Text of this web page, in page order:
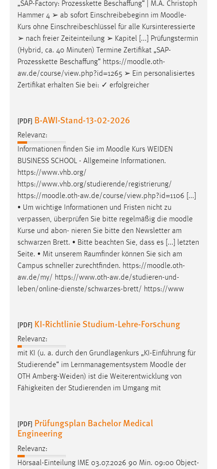
„SAP-Factory: Prozesskette Beschaffung“ | M.A. Christoph
Hammer 4 ➢ ab sofort Einschreibebeginn im Moodle-
Kurs ohne Einschreibeschlüssel für alle Kursinteressierte
➢ nach freier Zeiteinteilung ➢ Kapitel [...] Prüfungstermin
(Hybrid, ca. 40 Minuten) Termine Zertifikat „SAP-
Prozesskette Beschaffung“ https://moodle.oth-
aw.de/course/view.php?id=1265 ➢ Ein personalisiertes
Zertifikat erhalten Sie bei: ✓ erfolgreicher
[PDF] B-AWI-Stand-13-02-2026
Relevanz:
Informationen finden Sie im Moodle Kurs WEIDEN
BUSINESS SCHOOL - Allgemeine Informationen.
https://www.vhb.org/
https://www.vhb.org/studierende/registrierung/
https://moodle.oth-aw.de/course/view.php?id=1106 [...]
• Um wichtige Informationen und Fristen nicht zu
verpassen, überprüfen Sie bitte regelmäßig die moodle
Kurse und abon- nieren Sie bitte den Newsletter am
schwarzen Brett. • Bitte beachten Sie, dass es [...] letzten
Seite. • Mit unserem Raumfinder können Sie sich am
Campus schneller zurechtfinden. https://moodle.oth-
aw.de/my/ https://www.oth-aw.de/studieren-und-
leben/online-dienste/schwarzes-brett/ https://www
[PDF] KI-Richtlinie Studium-Lehre-Forschung
Relevanz:
mit KI (u. a. durch den Grundlagenkurs „KI-Einführung für
Studierende“ im Lernmanagementsystem Moodle der
OTH Amberg-Weiden) ist die Weiterentwicklung von
Fähigkeiten der Studierenden im Umgang mit
[PDF] Prüfungsplan Bachelor Medical
Engineering
Relevanz:
Hörsaal-Einteilung IME 03.07.2026 90 Min. 09:00 Object-
EXTERNE MEDIEN
Um Inhalte von Videoplattformen und Social Media
Plattformen anzeigen zu können, werden von diesen
externen Medien Cookies gesetzt.
YouTube